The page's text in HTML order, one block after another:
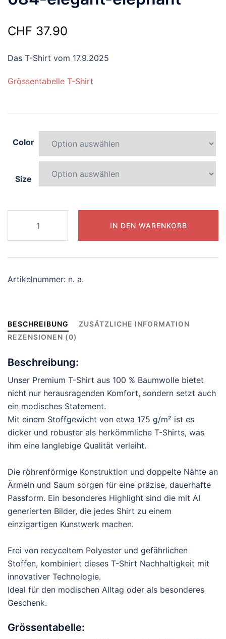
CHF 37.90
Das T-Shirt vom 17.9.2025
Grössentabelle T-Shirt
Color
Size
elegant-
elephant
Menge
IN DEN WARENKORB
Artikelnummer: n. a.
BESCHREIBUNG
ZUSÄTZLICHE INFORMATION
REZENSIONEN (0)
Beschreibung:
Unser Premium T-Shirt aus 100 % Baumwolle bietet
nicht nur herausragenden Komfort, sondern setzt auch
ein modisches Statement.
Mit einem Stoffgewicht von etwa 175 g/m² ist es
dicker und robuster als herkömmliche T-Shirts, was
ihm eine langlebige Qualität verleiht.
Die röhrenförmige Konstruktion und doppelte Nähte an
Ärmeln und Saum sorgen für eine präzise, dauerhafte
Passform. Ein besonderes Highlight sind die mit AI
generierten Bilder, die jedes Shirt zu einem
einzigartigen Kunstwerk machen.
Frei von recyceltem Polyester und gefährlichen
Stoffen, kombiniert dieses T-Shirt Nachhaltigkeit mit
innovativer Technologie.
Ideal für den modischen Alltag oder als besonderes
Geschenk.
Grössentabelle: